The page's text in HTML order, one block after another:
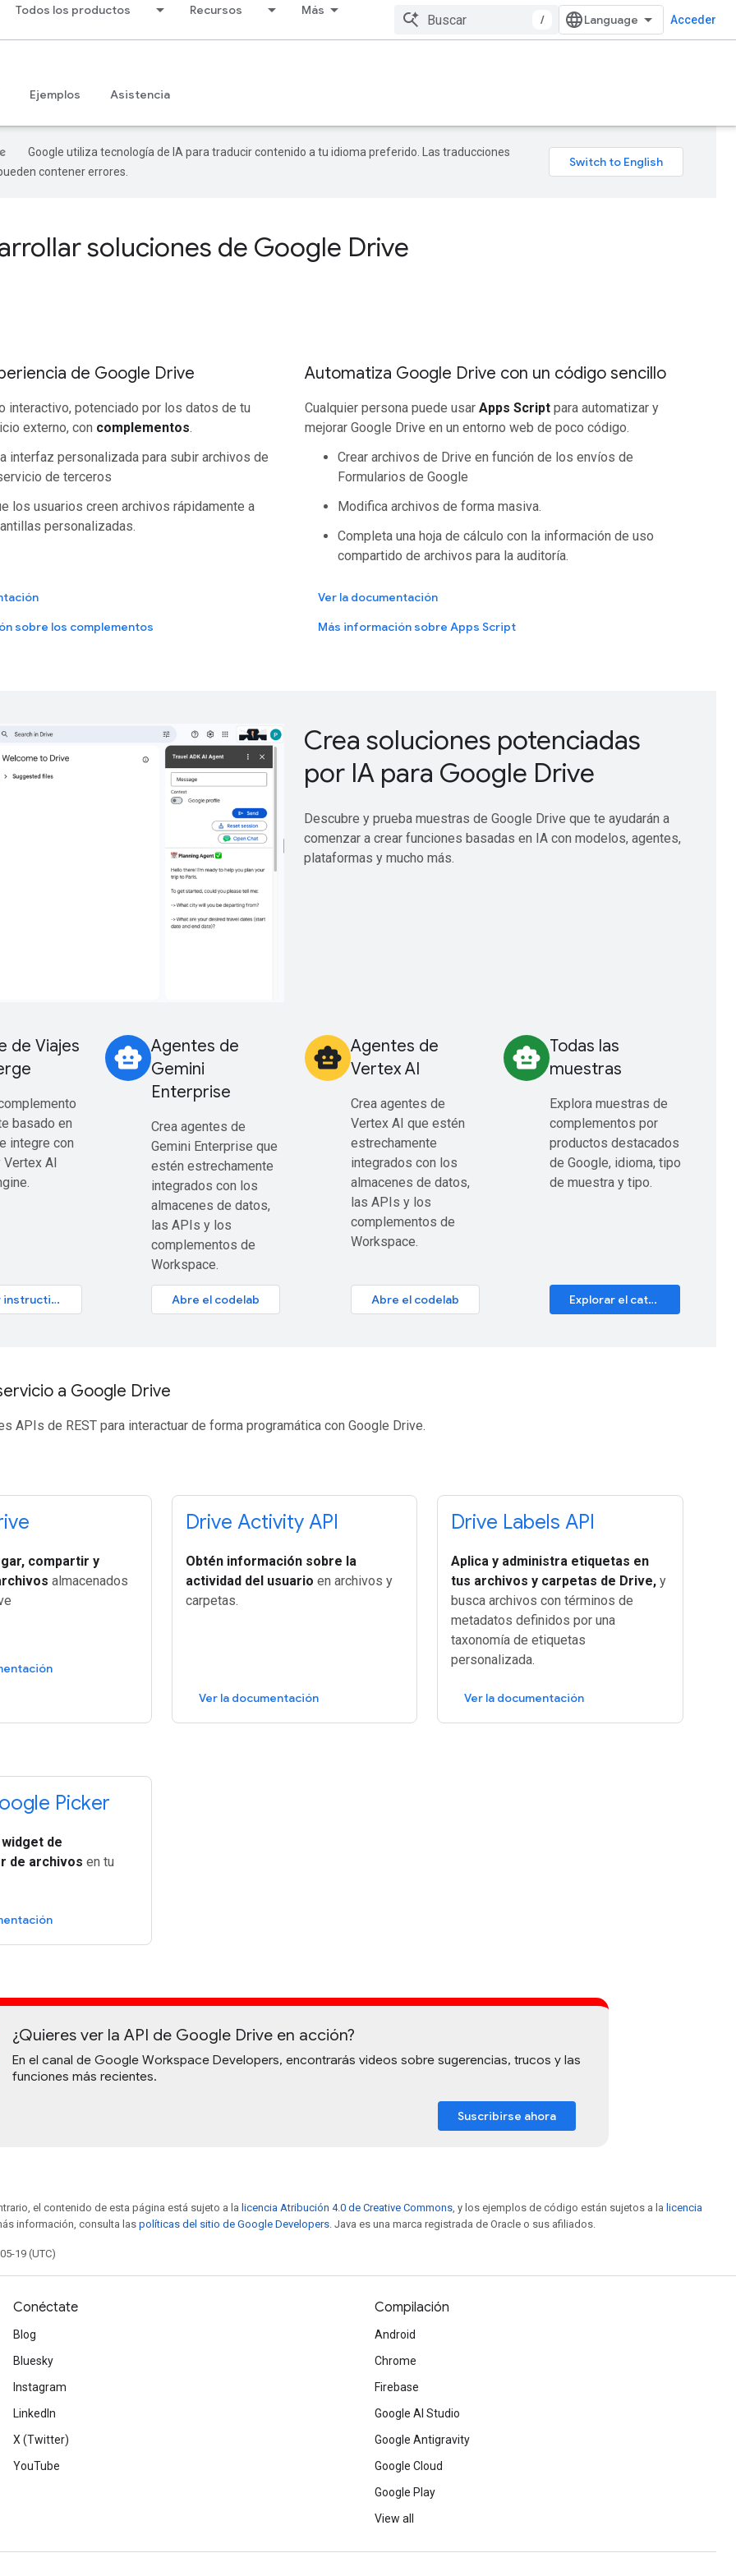
Todos los productos Recursos Más
/ Acceder
Ejemplos Asistencia
Google utiliza tecnología de IA para traducir contenido a tu idioma preferido. Las traducciones
contener errores.
soluciones de Google Drive
de Google Drive
interactivo, potenciado por los datos de tu
externo, con complementos.
interfaz personalizada para subir archivos de
de terceros
los usuarios creen archivos rápidamente a
personalizadas.
sobre los complementos
Automatiza Google Drive con un código sencillo
Cualquier persona puede usar Apps Scriptpara automatizar y
mejorar Google Drive en un entorno web de poco código.
Crear archivos de Drive en función de los envíos de
Formularios de Google
Modifica archivos de forma masiva.
Completa una hoja de cálculo con la información de uso
compartido de archivos para la auditoría.
Ver la documentación
Más información sobre Apps Script
Crea soluciones potenciadas
por IA para Google Drive
Descubre y prueba muestras de Google Drive que te ayudarán a
comenzar a crear funciones basadas en IA con modelos, agentes,
plataformas y mucho más.
de Viajes
basado en
integre con
Vertex AI
Abrir instructivo
smart_toy Agentes de
Gemini
Enterprise
Crea agentes de
Gemini Enterprise que
estén estrechamente
integrados con los
almacenes de datos,
las APIs y los
complementos de
Workspace.
Abre el codelab
smart_toy Agentes de
Vertex AI
Crea agentes de
Vertex AI que estén
estrechamente
integrados con los
almacenes de datos,
las APIs y los
complementos de
Workspace.
Abre el codelab
smart_toy Todas las
muestras
Explora muestras de
complementos por
productos destacados
de Google, idioma, tipo
de muestra y tipo.
Explorar el catálogo
a Google Drive
APIs de REST para interactuar de forma programática con Google Drive.
compartir y
almacenados
Drive Activity API
Obtén información sobre la
actividad del usuario en archivos y
carpetas.
Ver la documentación
Drive Labels API
Aplica y administra etiquetas en
tus archivos y carpetas de Drive, y
busca archivos con términos de
metadatos definidos por una
taxonomía de etiquetas
personalizada.
Ver la documentación
Picker
widget de
de archivos en tu
¿Quieres ver la API de Google Drive en acción?
En el canal de Google Workspace Developers, encontrarás videos sobre sugerencias, trucos y las
funciones más recientes.
Suscribirse ahora
el contenido de esta página está sujeto a la licencia Atribución 4.0 de Creative Commons, y los ejemplos de código están sujetos a la licencia
información, consulta las políticas del sitio de Google Developers. Java es una marca registrada de Oracle o sus afiliados.
19 (UTC)
Conéctate
Blog
Bluesky
Instagram
LinkedIn
X (Twitter)
YouTube
Compilación
Android
Chrome
Firebase
Google AI Studio
Google Antigravity
Google Cloud
Google Play
View all